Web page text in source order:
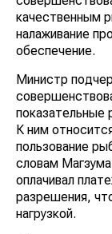
качественным
налаживание
обеспечение.
Министр
показательные
К ним
пользование
словам
оплачивал
разрешения,
нагрузкой.